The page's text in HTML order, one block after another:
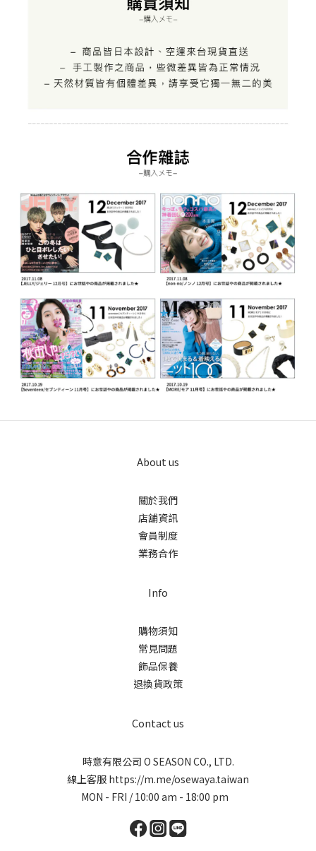
About us
關於我們
店舖資訊
會員制度
業務合作
Info
購物須知
常見問題
飾品保養
退換貨政策
Contact us
時意有限公司 O SEASON CO., LTD.
線上客服 https://m.me/osewaya.taiwan
MON - FRI / 10:00 am - 18:00 pm